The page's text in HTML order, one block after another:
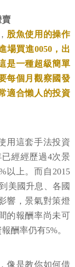
賣
股魚使用的操作
場買進0050，出
是一種超級簡單
每個月觀察國發
適合懶人的投資
用這套手法投資
已經經歷過4次景
以上。而自2015
美國升息、各國
響，景氣對策燈
的報酬率尚未可
酬率仍有5%。
像是教你如何借